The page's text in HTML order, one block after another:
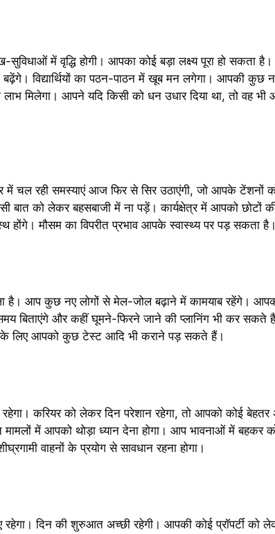
में वृद्धि होगी। आपका कोई बड़ा लक्ष्य पूरा हो सकता
विद्यार्थियों का पठन-पाठन में खूब मन लगेगा। आपकी कुछ
मिलेगा। आपने यदि किसी को धन उधार दिया था, तो वह भी
में चल रही समस्याएं आज फिर से सिर उठाएंगी, जो आपके टेंशनों
बात को लेकर बहसबाजी में ना पड़ें। कार्यक्षेत्र में आपको छोटों
होंगे। मौसम का विपरीत प्रभाव आपके स्वास्थ्य पर पड़ सकता है।
आप कुछ नए लोगों से मेल-जोल बढ़ाने में कामयाब रहेंगे।
बिताएंगे और कहीं घूमने-फिरने जाने की प्लानिंग भी कर
लिए आपको कुछ टेस्ट आदि भी कराने पड़ सकते हैं।
करियर को लेकर दिन परेशान रहेगा, तो आपको कोई
में आपको थोड़ा ध्यान देना होगा। आप भावनाओं में बहकर
वाहनों के प्रयोग से सावधान रहना होगा।
दिन की शुरुआत अच्छी रहेगी। आपकी कोई प्रॉपर्टी को